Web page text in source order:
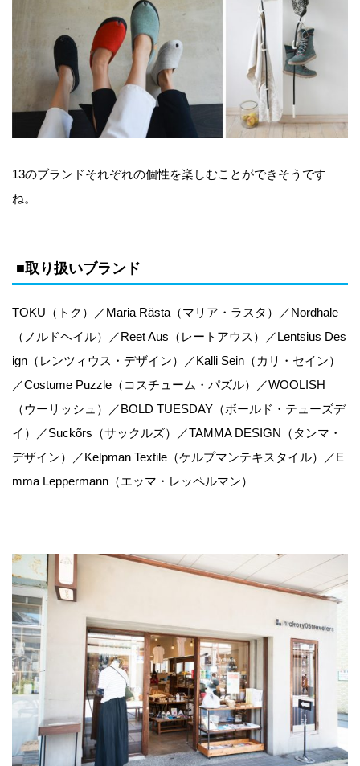
13のブランドそれぞれの個性を楽しむことができそうです
ね。
■取り扱いブランド
TOKU（トク）／Maria Rästa（マリア・ラスタ）／Nordhale
（ノルドヘイル）／Reet Aus（レートアウス）／Lentsius Des
ign（レンツィウス・デザイン）／Kalli Sein（カリ・セイン）
／Costume Puzzle（コスチューム・パズル）／WOOLISH
（ウーリッシュ）／BOLD TUESDAY（ボールド・テューズデ
イ）／Suckõrs（サックルズ）／TAMMA DESIGN（タンマ・
デザイン）／Kelpman Textile（ケルプマンテキスタイル）／E
mma Leppermann（エッマ・レッペルマン）